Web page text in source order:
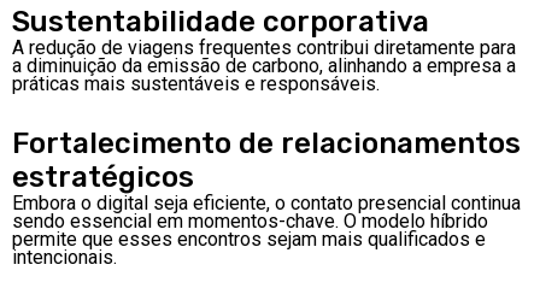
Sustentabilidade corporativa
A redução de viagens frequentes contribui diretamente para
a diminuição da emissão de carbono, alinhando a empresa a
práticas mais sustentáveis e responsáveis.
Fortalecimento de relacionamentos
estratégicos
Embora o digital seja eficiente, o contato presencial continua
sendo essencial em momentos-chave. O modelo híbrido
permite que esses encontros sejam mais qualificados e
intencionais.